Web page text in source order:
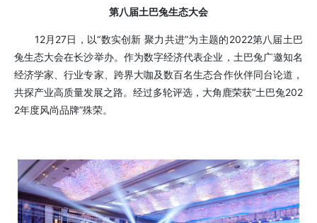
第八届土巴兔生态大会
12月27日，以“数实创新 聚力共进”为主题的2022第八届土巴
兔生态大会在长沙举办。作为数字经济代表企业，土巴兔广邀知名
经济学家、行业专家、跨界大咖及数百名生态合作伙伴同台论道，
共探产业高质量发展之路。经过多轮评选，大角鹿荣获“土巴兔202
2年度风尚品牌”殊荣。